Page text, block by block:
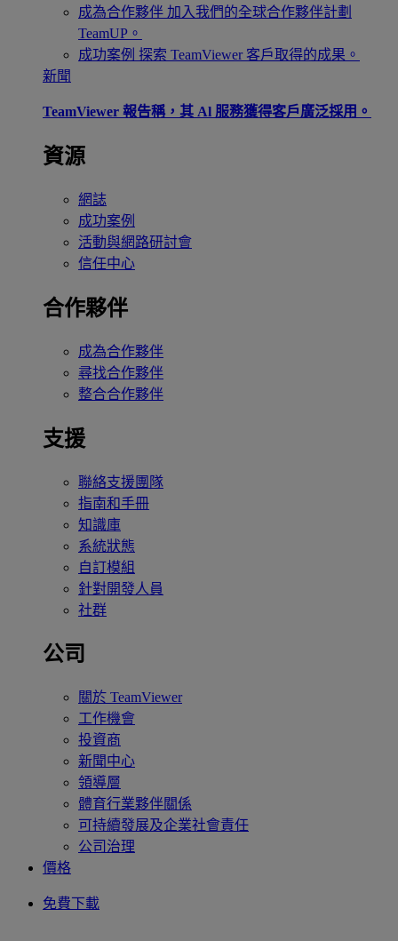
成為合作夥伴 加入我們的全球合作夥伴計劃
TeamUP。
成功案例 探索 TeamViewer 客戶取得的成果。
新聞
TeamViewer 報告稱，其 Al 服務獲得客戶廣泛採用。
資源
網誌
成功案例
活動與網路研討會
信任中心
合作夥伴
成為合作夥伴
尋找合作夥伴
整合合作夥伴
支援
聯絡支援團隊
指南和手冊
知識庫
系統狀態
自訂模組
針對開發人員
社群
公司
關於 TeamViewer
工作機會
投資商
新聞中心
領導層
體育行業夥伴關係
可持續發展及企業社會責任
公司治理
價格
免費下載